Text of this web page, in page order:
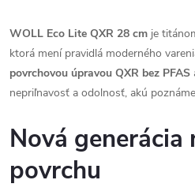
WOLL Eco Lite QXR 28 cm je
ktorá mení pravidlá moderného
povrchovou úpravou QXR bez PFAS
nepriľnavosť a odolnosť, akú
Nová generácia
povrchu